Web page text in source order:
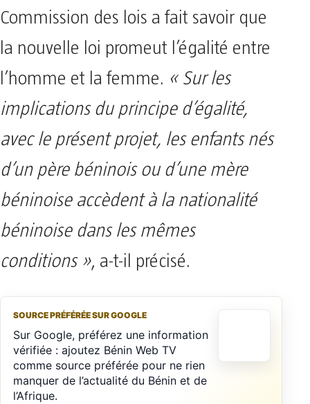
Commission des lois a fait savoir que
la nouvelle loi promeut l’égalité entre
l’homme et la femme. « Sur les
implications du principe d’égalité,
avec le présent projet, les enfants nés
d’un père béninois ou d’une mère
béninoise accèdent à la nationalité
béninoise dans les mêmes
conditions », a-t-il précisé.
SOURCE PRÉFÉRÉE SUR GOOGLE
Sur Google, préférez une information
vérifiée : ajoutez Bénin Web TV
comme source préférée pour ne rien
manquer de l’actualité du Bénin et de
l’Afrique.